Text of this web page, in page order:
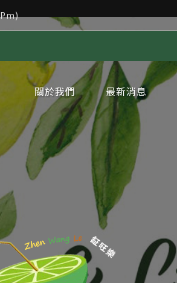
關於我們
企業簡介
企業沿革
品牌理念
網站地圖
隱私權政策
最新消息
公告消息
新聞消息